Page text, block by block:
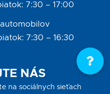
7:30 – 17:00
7:30 – 16:30
NÁS
na sociálnych sieťach